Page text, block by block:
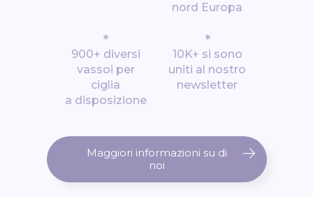
nord Europa
*
900+ diversi
vassoi per
ciglia
a disposizione
*
10K+ si sono
uniti al nostro
newsletter
Maggiori informazioni su di
noi